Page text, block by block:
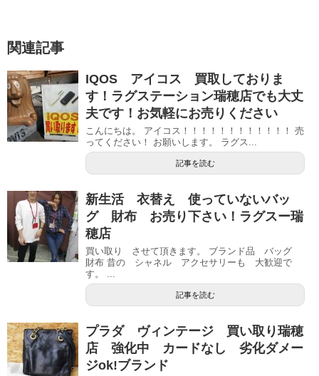
関連記事
IQOS アイコス 買取しておりま
す！ラグステーション瑞穂店でも大丈
夫です！お気軽にお売りください
こんにちは。 アイコス！！！！！！！！！！！！ 売
ってください！ お願いします。 ラグス...
記事を読む
新生活 衣替え 使っていないバッ
グ 財布 お売り下さい！ラグスー瑞
穂店
買い取り させて頂きます。 ブランド品 バッグ
財布 昔の シャネル アクセサリーも 大歓迎で
す。 ...
記事を読む
プラダ ヴィンテージ 買い取り瑞穂
店 強化中 カードなし 劣化ダメー
ジok!ブランド